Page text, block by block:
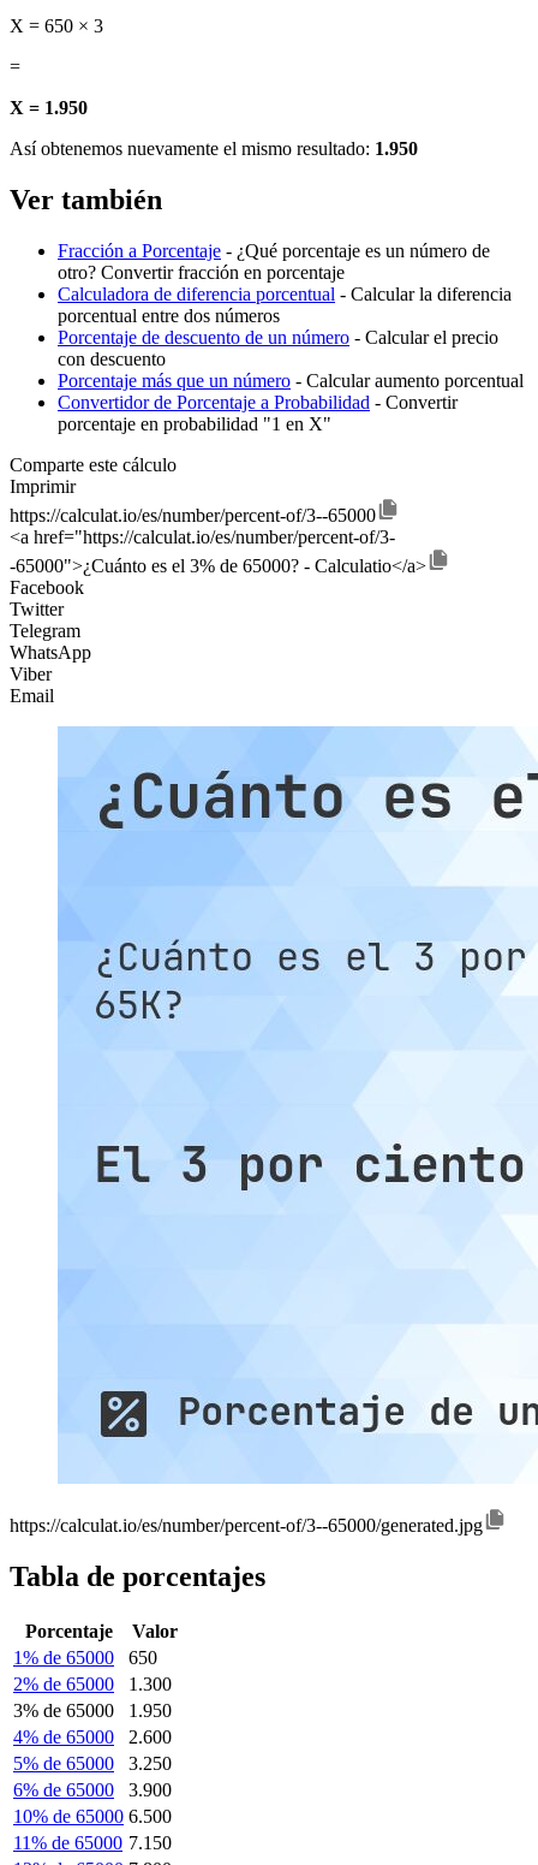
X = 650 × 3
=
X = 1.950
Así obtenemos nuevamente el mismo resultado: 1.950
Ver también
Fracción a Porcentaje - ¿Qué porcentaje es un número de
otro? Convertir fracción en porcentaje
Calculadora de diferencia porcentual - Calcular la diferencia
porcentual entre dos números
Porcentaje de descuento de un número - Calcular el precio
con descuento
Porcentaje más que un número - Calcular aumento porcentual
Convertidor de Porcentaje a Probabilidad - Convertir
porcentaje en probabilidad "1 en X"
Comparte este cálculo
Imprimir
https://calculat.io/es/number/percent-of/3--65000
<a href="https://calculat.io/es/number/percent-of/3-
-65000">¿Cuánto es el 3% de 65000? - Calculatio</a>
Facebook
Twitter
Telegram
WhatsApp
Viber
Email
https://calculat.io/es/number/percent-of/3--65000/generated.jpg
Tabla de porcentajes
Porcentaje
Valor
1% de 65000
650
2% de 65000
1.300
3% de 65000
1.950
4% de 65000
2.600
5% de 65000
3.250
6% de 65000
3.900
10% de 65000 6.500
11% de 65000 7.150